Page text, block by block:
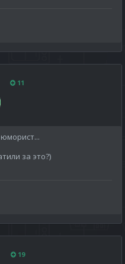
11
за это?)
19